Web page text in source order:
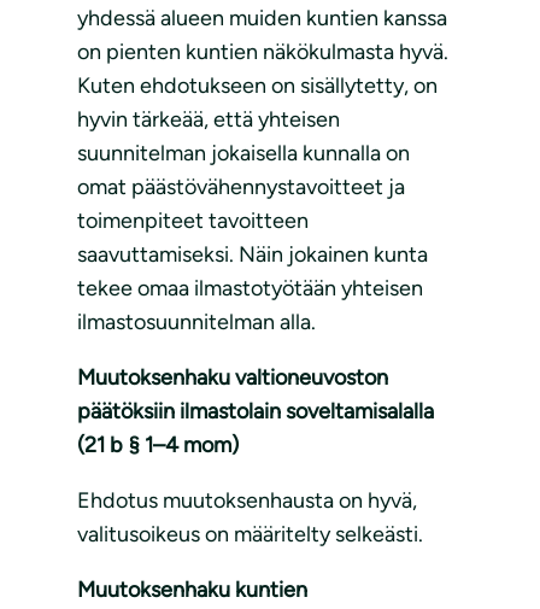
yhdessä alueen muiden kuntien kanssa
on pienten kuntien näkökulmasta hyvä.
Kuten ehdotukseen on sisällytetty, on
hyvin tärkeää, että yhteisen
suunnitelman jokaisella kunnalla on
omat päästövähennystavoitteet ja
toimenpiteet tavoitteen
saavuttamiseksi. Näin jokainen kunta
tekee omaa ilmastotyötään yhteisen
ilmastosuunnitelman alla.
Muutoksenhaku valtioneuvoston
päätöksiin ilmastolain soveltamisalalla
(21 b § 1–4 mom)
Ehdotus muutoksenhausta on hyvä,
valitusoikeus on määritelty selkeästi.
Muutoksenhaku kuntien